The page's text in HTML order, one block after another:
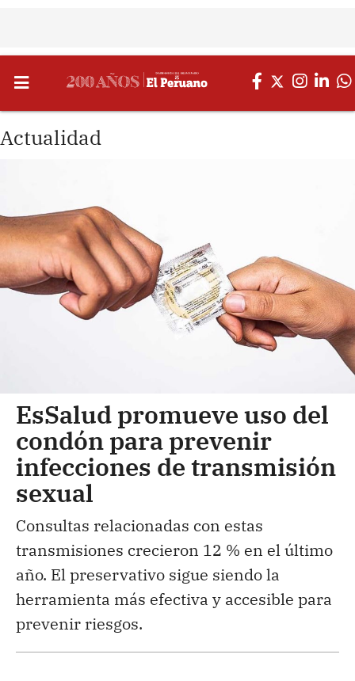
Actualidad
EsSalud promueve uso del
condón para prevenir
infecciones de transmisión
sexual
Consultas relacionadas con estas
transmisiones crecieron 12 % en el último
año. El preservativo sigue siendo la
herramienta más efectiva y accesible para
prevenir riesgos.